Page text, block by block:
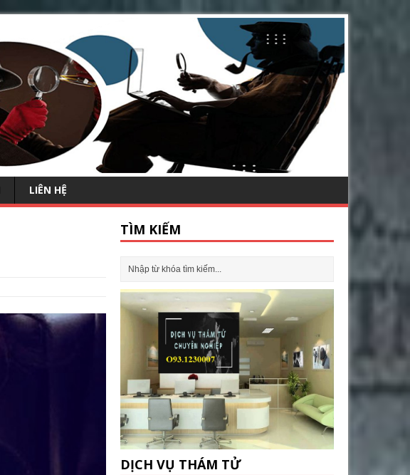
LIÊN HỆ
TÌM KIẾM
DỊCH VỤ THÁM TỬ